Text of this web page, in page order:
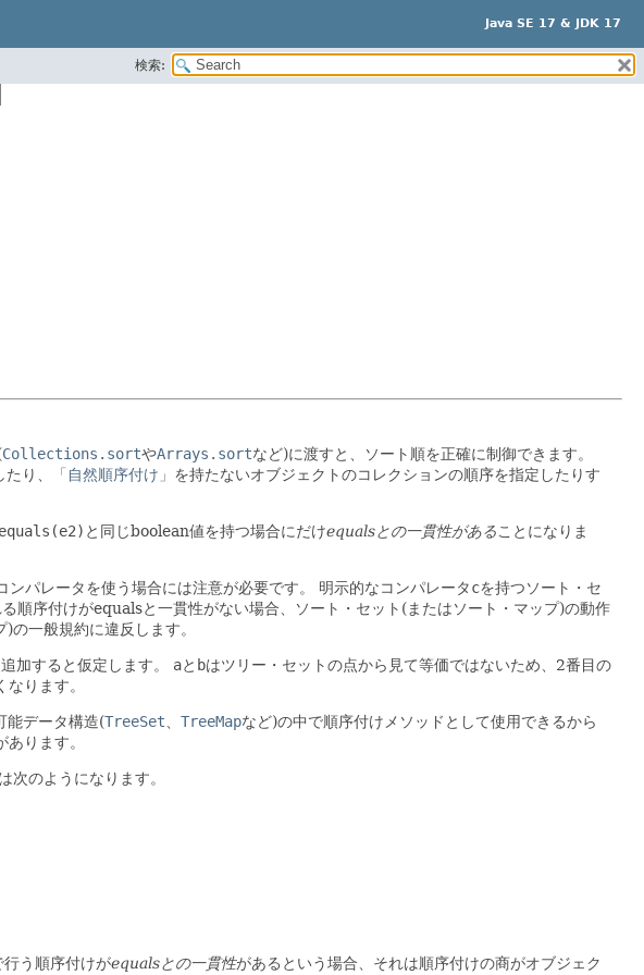
Java SE 17 & JDK 17
検索:
Collections.sortやArrays.sortなど)に渡すと、ソート順を正確に制御できます。
り、 「自然順序付け」 を持たないオブジェクトのコレクションの順序を指定したりす
と同じboolean値を持つ場合にだけequalsとの一貫性があることになりま
パレータを使う場合には注意が必要です。 明示的なコンパレータcを持つソート・セ
順序付けがequalsと一貫性がない場合、ソート・セット(またはソート・マップ)の動作
の一般規約に違反します。
加すると仮定します。 aと bはツリー・セットの点から見て等価ではないため、2番目の
ります。
能データ構造(TreeSet TreeMapなど)の中で順序付けメソッドとして使用できるから
ります。
次のようになります。
行う順序付けがequalsとの一貫性があるという場合、それは順序付けの商がオブジェク